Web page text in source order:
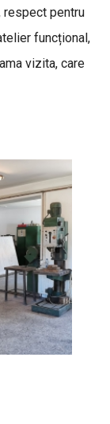
respect pentru
funcțional,
vizita, care